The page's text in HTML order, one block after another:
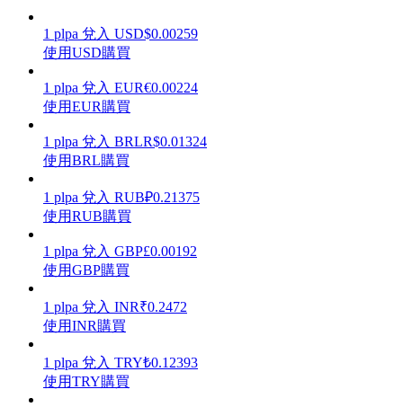
理財
增值寶
1 plpa 兌入 USD$0.00259
使用USD購買
1 plpa 兌入 EUR€0.00224
使用EUR購買
1 plpa 兌入 BRLR$0.01324
使用BRL購買
1 plpa 兌入 RUB₽0.21375
使用RUB購買
1 plpa 兌入 GBP£0.00192
使用GBP購買
1 plpa 兌入 INR₹0.2472
使用INR購買
1 plpa 兌入 TRY₺0.12393
使用TRY購買